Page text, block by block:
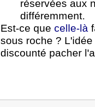
réservées aux
différemment.
Est-ce quecelle-là
sous roche ?
discounté pacher